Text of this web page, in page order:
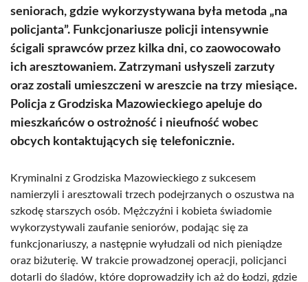
seniorach, gdzie wykorzystywana była metoda „na
policjanta”. Funkcjonariusze policji intensywnie
ścigali sprawców przez kilka dni, co zaowocowało
ich aresztowaniem. Zatrzymani usłyszeli zarzuty
oraz zostali umieszczeni w areszcie na trzy miesiące.
Policja z Grodziska Mazowieckiego apeluje do
mieszkańców o ostrożność i nieufność wobec
obcych kontaktujących się telefonicznie.
Kryminalni z Grodziska Mazowieckiego z sukcesem
namierzyli i aresztowali trzech podejrzanych o oszustwa na
szkodę starszych osób. Mężczyźni i kobieta świadomie
wykorzystywali zaufanie seniorów, podając się za
funkcjonariuszy, a następnie wyłudzali od nich pieniądze
oraz biżuterię. W trakcie prowadzonej operacji, policjanci
dotarli do śladów, które doprowadziły ich aż do Łodzi, gdzie